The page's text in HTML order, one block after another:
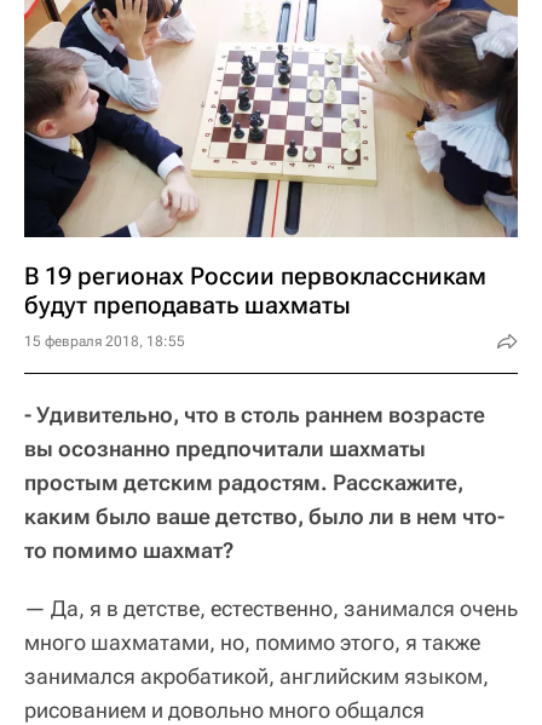
В 19 регионах России первоклассникам
будут преподавать шахматы
15 февраля 2018, 18:55
- Удивительно, что в столь раннем возрасте
вы осознанно предпочитали шахматы
простым детским радостям. Расскажите,
каким было ваше детство, было ли в нем что-
то помимо шахмат?
— Да, я в детстве, естественно, занимался очень
много шахматами, но, помимо этого, я также
занимался акробатикой, английским языком,
рисованием и довольно много общался